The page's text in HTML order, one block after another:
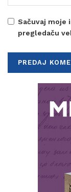
Sačuvaj moje
pregledaču